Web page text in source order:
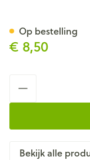
€ 8,50
Op bestelling
Bekijk alle